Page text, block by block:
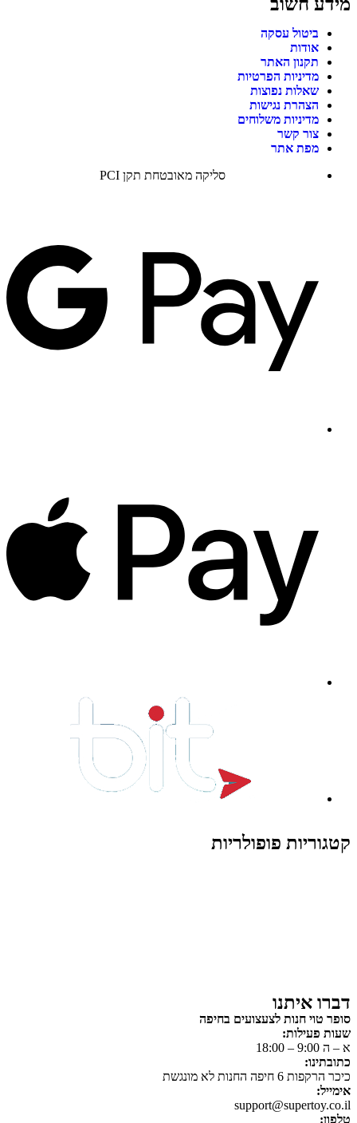
ביטול עסקה
אודות
תקנון האתר
מדיניות הפרטיות
שאלות נפוצות
הצהרת נגישות
מדיניות משלוחים
צור קשר
מפת אתר
סליקה מאובטחת תקן PCI
קטגוריות פופולריות
דברו איתנו
סופר טוי חנות לצעצועים בחיפה
שעות פעילות:
א – ה 9:00 – 18:00
כתובתינו:
כיכר הרקפות 6 חיפה החנות לא מונגשת
אימייל:
support@supertoy.co.il
טלפון: